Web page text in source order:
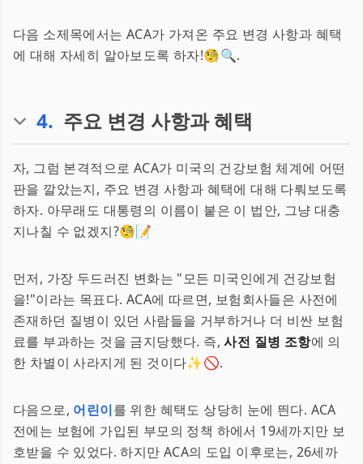
다음 소제목에서는 ACA가 가져온 주요 변경 사항과 혜택
에 대해 자세히 알아보도록 하자!🧐🔍.
4. 주요 변경 사항과 혜택
자, 그럼 본격적으로 ACA가 미국의 건강보험 체계에 어떤
판을 깔았는지, 주요 변경 사항과 혜택에 대해 다뤄보도록
하자. 아무래도 대통령의 이름이 붙은 이 법안, 그냥 대충
지나칠 수 없겠지?🧐📝
먼저, 가장 두드러진 변화는 "모든 미국인에게 건강보험
을!"이라는 목표다. ACA에 따르면, 보험회사들은 사전에
존재하던 질병이 있던 사람들을 거부하거나 더 비싼 보험
료를 부과하는 것을 금지당했다. 즉,사전 질병 조항에 의
한 차별이 사라지게 된 것이다✨🚫.
다음으로, 어린이를 위한 혜택도 상당히 눈에 띈다. ACA
전에는 보험에 가입된 부모의 정책 하에서 19세까지만 보
호받을 수 있었다. 하지만 ACA의 도입 이후로는, 26세까